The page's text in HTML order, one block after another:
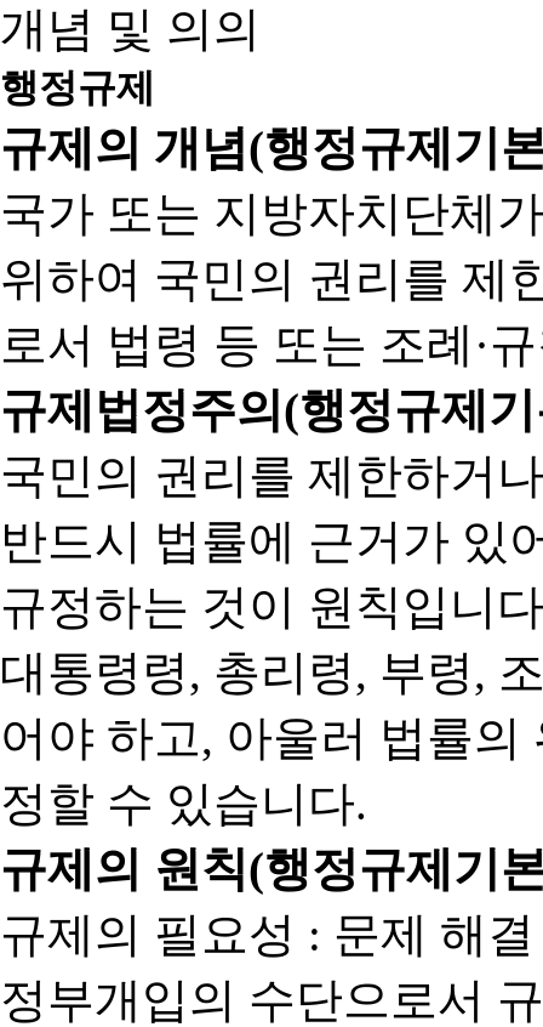
개념 및 의의
행정규제
규제의 개념(행정규제기
국가 또는 지방자치단체
위하여 국민의 권리를 제
로서 법령 등 또는 조례·
규제법정주의(행정규제
국민의 권리를 제한하거
반드시 법률에 근거가 있
규정하는 것이 원칙입니
대통령령, 총리령, 부령,
어야 하고, 아울러 법률
정할 수 있습니다.
규제의 원칙(행정규제기
규제의 필요성 : 문제 해
정부개입의 수단으로서